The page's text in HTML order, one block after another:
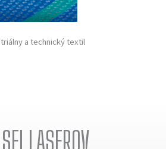
a technický textil
LASEROV